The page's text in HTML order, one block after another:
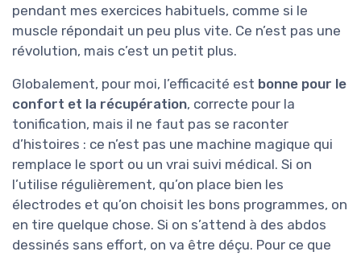
pendant mes exercices habituels, comme si le
muscle répondait un peu plus vite. Ce n’est pas une
révolution, mais c’est un petit plus.
Globalement, pour moi, l’efficacité est bonne pour le
confort et la récupération, correcte pour la
tonification, mais il ne faut pas se raconter
d’histoires : ce n’est pas une machine magique qui
remplace le sport ou un vrai suivi médical. Si on
l’utilise régulièrement, qu’on place bien les
électrodes et qu’on choisit les bons programmes, on
en tire quelque chose. Si on s’attend à des abdos
dessinés sans effort, on va être déçu. Pour ce que